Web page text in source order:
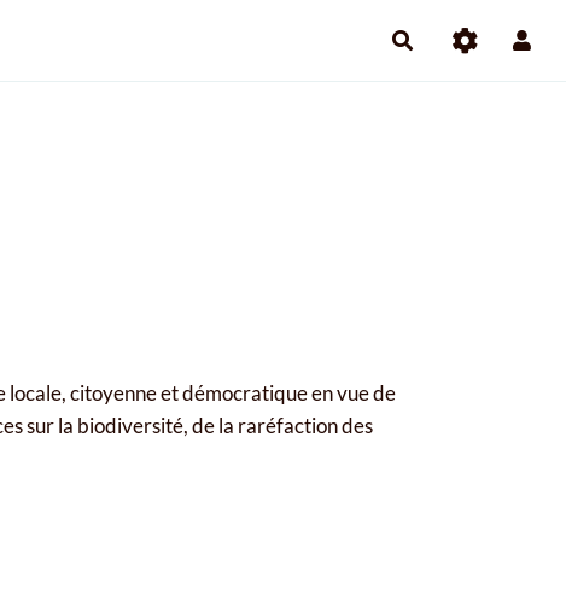
citoyenne et démocratique en vue de
sur la biodiversité, de la raréfaction des